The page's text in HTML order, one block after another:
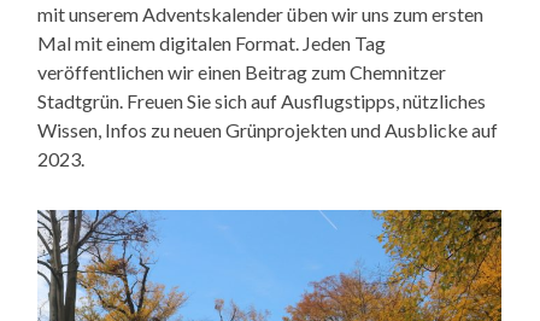
mit unserem Adventskalender üben wir uns zum ersten
Mal mit einem digitalen Format. Jeden Tag
veröffentlichen wir einen Beitrag zum Chemnitzer
Stadtgrün. Freuen Sie sich auf Ausflugstipps, nützliches
Wissen, Infos zu neuen Grünprojekten und Ausblicke auf
2023.